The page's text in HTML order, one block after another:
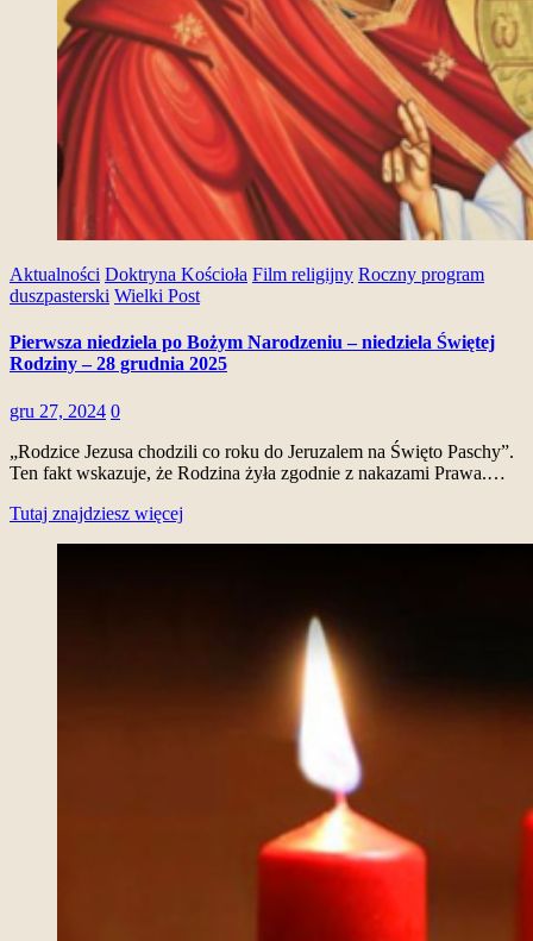
Aktualności Doktryna Kościoła Film religijny Roczny program
duszpasterski Wielki Post
Pierwsza niedziela po Bożym Narodzeniu – niedziela Świętej
Rodziny – 28 grudnia 2025
gru 27, 2024 0
„Rodzice Jezusa chodzili co roku do Jeruzalem na Święto Paschy”.
Ten fakt wskazuje, że Rodzina żyła zgodnie z nakazami Prawa.…
Tutaj znajdziesz więcej